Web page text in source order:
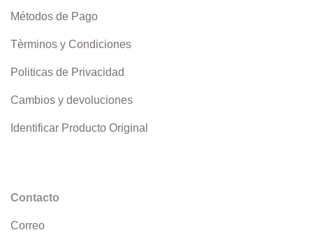
Métodos de Pago
Tèrminos y Condiciones
Politicas de Privacidad
Cambios y devoluciones
Identificar Producto Original
Contacto
Correo